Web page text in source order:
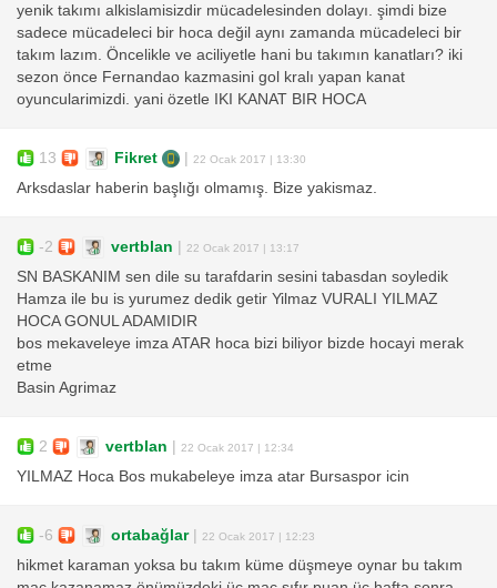
yenik takımı alkislamisizdir mücadelesinden dolayı. şimdi bize
sadece mücadeleci bir hoca değil aynı zamanda mücadeleci bir
takım lazım. Öncelikle ve aciliyetle hani bu takımın kanatları? iki
sezon önce Fernandao kazmasini gol kralı yapan kanat
oyuncularimizdi. yani özetle IKI KANAT BIR HOCA
13 Fikret 22 Ocak 2017 | 13:30
Arksdaslar haberin başlığı olmamış. Bize yakismaz.
-2 vertblan 22 Ocak 2017 | 13:17
SN BASKANIM sen dile su tarafdarin sesini tabasdan soyledik
Hamza ile bu is yurumez dedik getir Yilmaz VURALI YILMAZ
HOCA GONUL ADAMIDIR
bos mekaveleye imza ATAR hoca bizi biliyor bizde hocayi merak
etme
Basin Agrimaz
2 vertblan 22 Ocak 2017 | 12:34
YILMAZ Hoca Bos mukabeleye imza atar Bursaspor icin
-6 ortabağlar| 22 Ocak 2017 | 12:23
hikmet karaman yoksa bu takım küme düşmeye oynar bu takım